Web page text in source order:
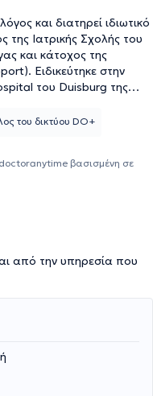
και διατηρεί ιδιωτικό
της Ιατρικής Σχολής του
και κάτοχος της
Ειδικεύτηκε στην
του Duisburg της
διατελεί
εμπειρία εργαζόμενος
αλλά και του
του δικτύου DO+
doctoranytime βασισμένη σε
από την υπηρεσία που